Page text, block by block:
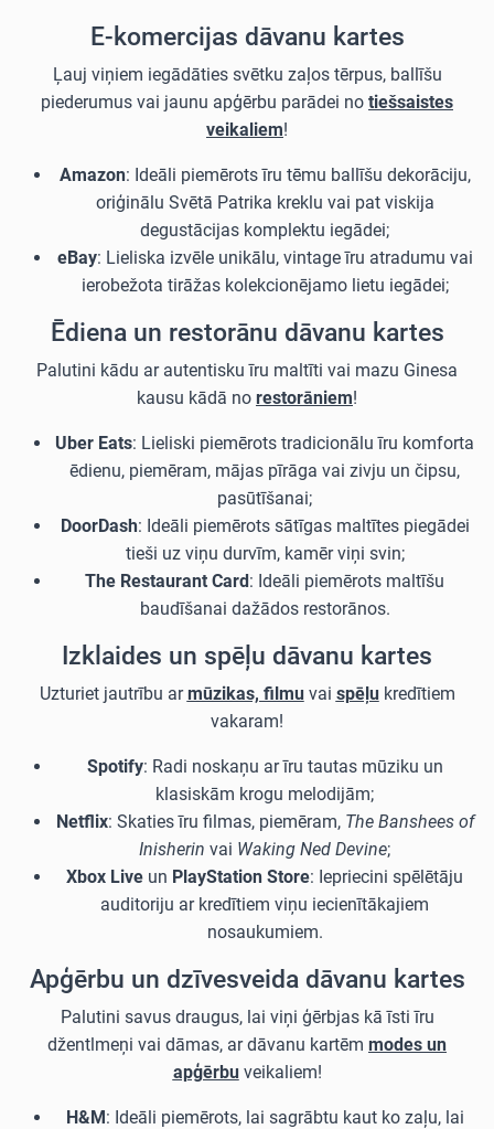
E-komercijas dāvanu kartes
Ļauj viņiem iegādāties svētku zaļos tērpus, ballīšu
piederumus vai jaunu apģērbu parādei no tiešsaistes
veikaliem!
Amazon: Ideāli piemērots īru tēmu ballīšu dekorāciju,
oriģinālu Svētā Patrika kreklu vai pat viskija
degustācijas komplektu iegādei;
eBay: Lieliska izvēle unikālu, vintage īru atradumu vai
ierobežota tirāžas kolekcionējamo lietu iegādei;
Ēdiena un restorānu dāvanu kartes
Palutini kādu ar autentisku īru maltīti vai mazu Ginesa
kausu kādā no restorāniem!
Uber Eats: Lieliski piemērots tradicionālu īru komforta
ēdienu, piemēram, mājas pīrāga vai zivju un čipsu,
pasūtīšanai;
DoorDash: Ideāli piemērots sātīgas maltītes piegādei
tieši uz viņu durvīm, kamēr viņi svin;
The Restaurant Card: Ideāli piemērots maltīšu
baudīšanai dažādos restorānos.
Izklaides un spēļu dāvanu kartes
Uzturiet jautrību armūzikas, filmuvai spēļukredītiem
vakaram!
Spotify: Radi noskaņu ar īru tautas mūziku un
klasiskām krogu melodijām;
Netflix: Skaties īru filmas, piemēram, The Banshees of
Inisherin vai Waking Ned Devine;
Xbox Live un PlayStation Store: Iepriecini spēlētāju
auditoriju ar kredītiem viņu iecienītākajiem
nosaukumiem.
Apģērbu un dzīvesveida dāvanu kartes
Palutini savus draugus, lai viņi ģērbjas kā īsti īru
džentlmeņi vai dāmas, ar dāvanu kartēm modes un
apģērbuveikaliem!
H&M: Ideāli piemērots, lai sagrābtu kaut ko zaļu, lai